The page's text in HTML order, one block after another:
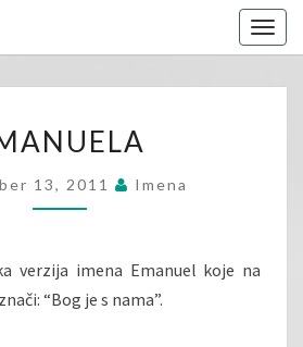
13, 2011 Imena
verzija imena Emanuel koje na
“Bog je s nama”.